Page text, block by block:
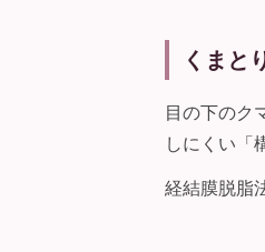
くまと
目の下のク
しにくい「
経結膜脱脂